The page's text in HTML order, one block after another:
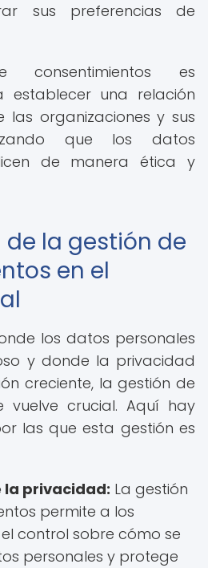
sus preferencias de
es
establecer una relación
las organizaciones y sus
que los datos
de manera ética y
la gestión de
en el
los datos personales
y donde la privacidad
creciente, la gestión de
vuelve crucial. Aquí hay
las que esta gestión es
la privacidad: La gestión
permite a los
control sobre cómo se
personales y protege